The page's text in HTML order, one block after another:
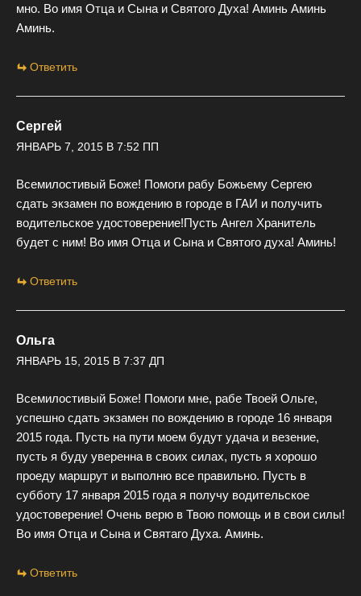
мно. Во имя Отца и Сына и Святого Духа! Аминь Аминь
Аминь.
Ответить
Сергей
ЯНВАРЬ 7, 2015 В 7:52 ПП
Всемилостивый Боже! Помоги рабу Божьему Сергею
сдать экзамен по вождению в городе в ГАИ и получить
водительское удостоверение!Пусть Ангел Хранитель
будет с ним! Во имя Отца и Сына и Святого духа! Аминь!
Ответить
Ольга
ЯНВАРЬ 15, 2015 В 7:37 ДП
Всемилостивый Боже! Помоги мне, рабе Твоей Ольге,
успешно сдать экзамен по вождению в городе 16 января
2015 года. Пусть на пути моем будут удача и везение,
пусть я буду уверенна в своих силах, пусть я хорошо
проеду маршрут и выполню все правильно. Пусть в
субботу 17 января 2015 года я получу водительское
удостоверение! Очень верю в Твою помощь и в свои силы!
Во имя Отца и Сына и Святаго Духа. Аминь.
Ответить